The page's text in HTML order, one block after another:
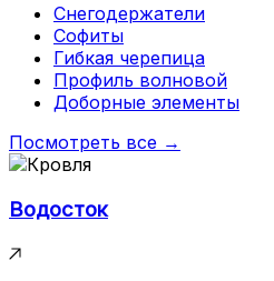
Снегодержатели
Софиты
Гибкая черепица
Профиль волновой
Доборные элементы
Посмотреть все →
Водосток